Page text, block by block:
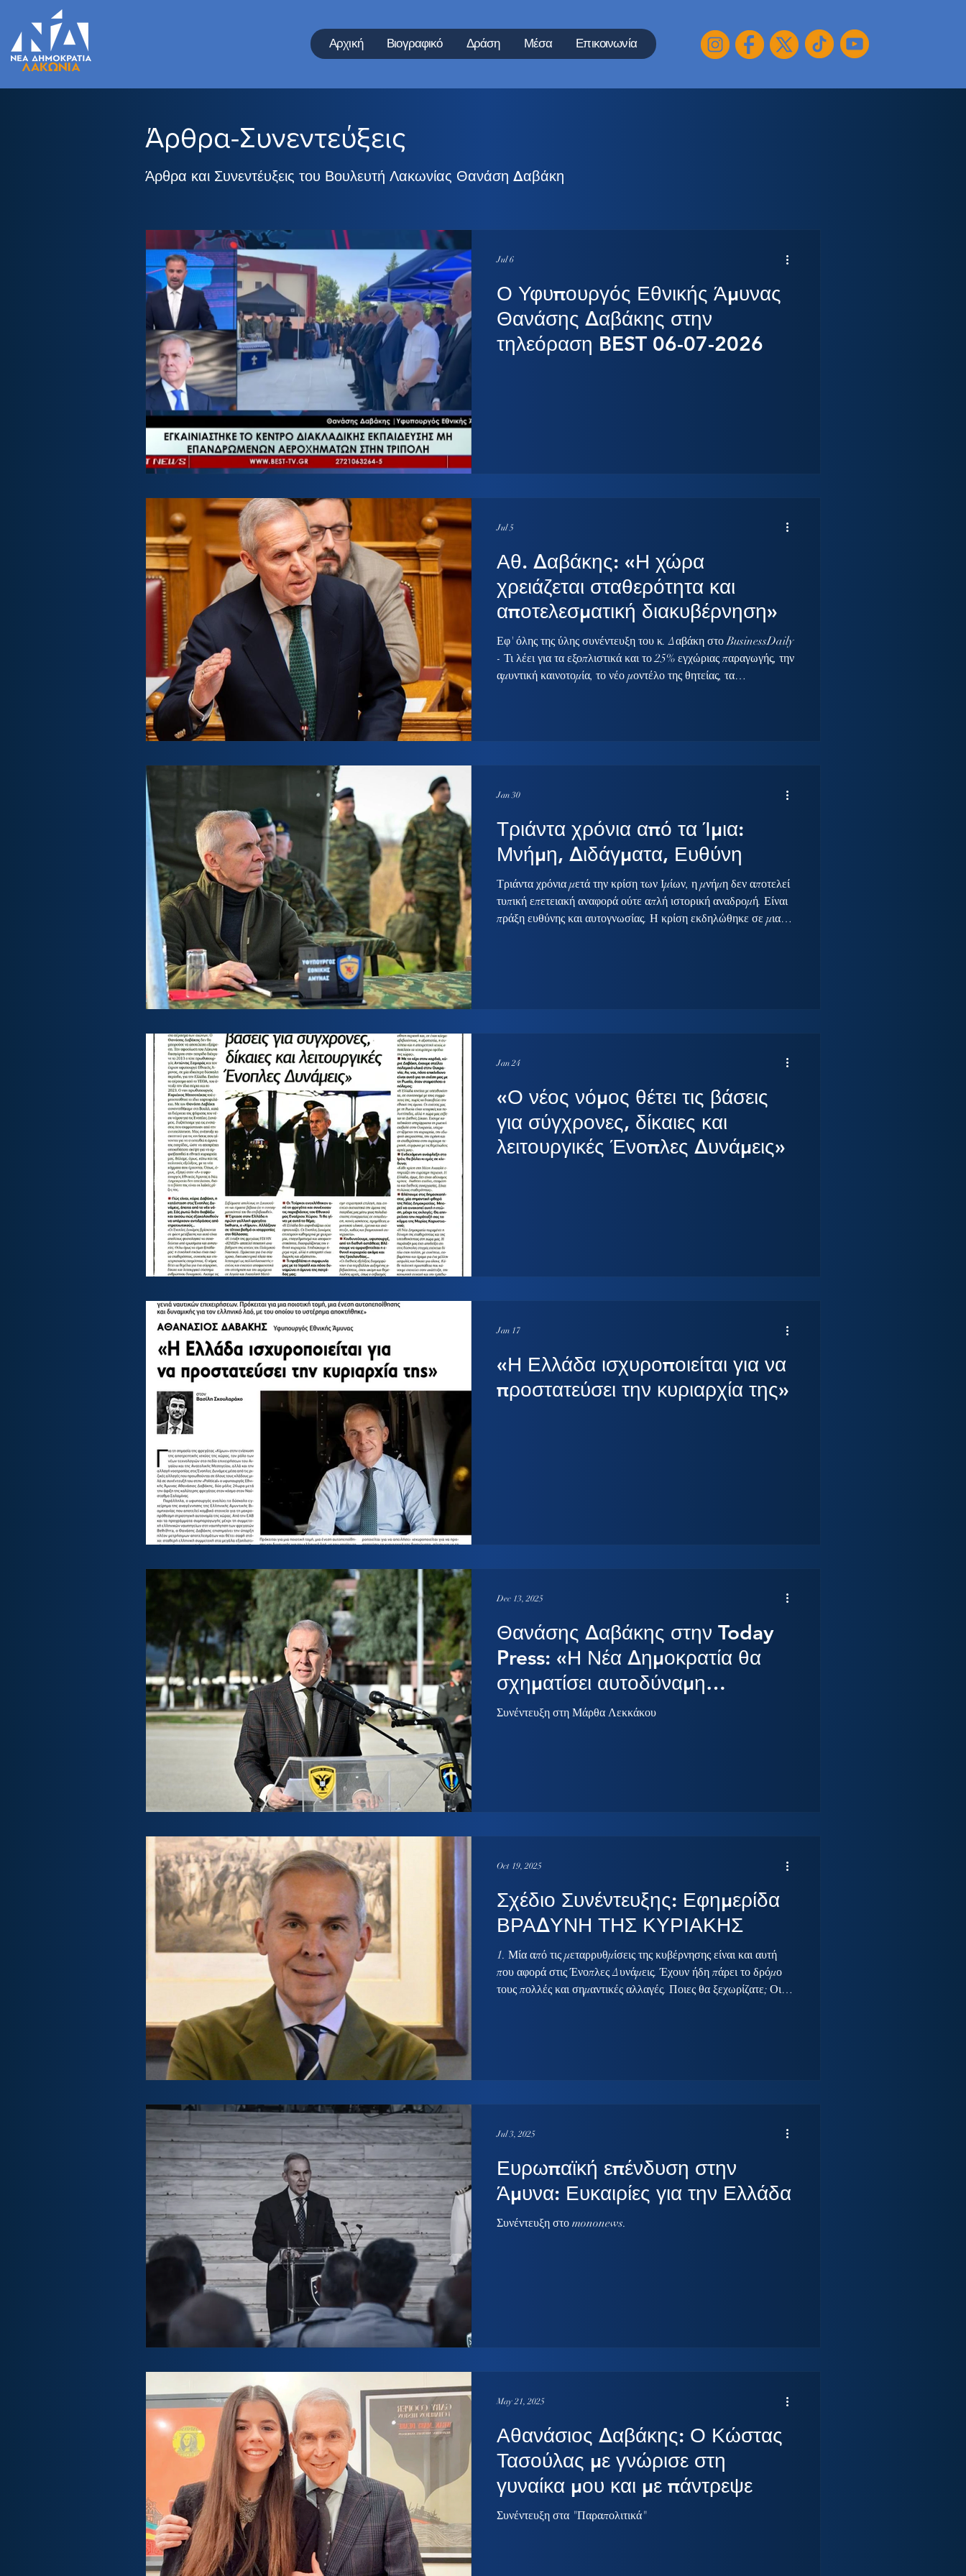
Αρχική Βιογραφικό Δράση Μέσα Επικοινωνία
Άρθρα-Συνεντεύξεις
Άρθρα και Συνεντέυξεις του Βουλευτή Λακωνίας Θανάση Δαβάκη
Ο Υφυπουργός Εθνικής Άμυνας
Θανάσης Δαβάκης στην
τηλεόραση BEST 06-07-2026
Jul 6
Αθ. Δαβάκης: «Η χώρα
χρειάζεται σταθερότητα και
αποτελεσματική διακυβέρνηση»
Εφ' όλης της ύλης συνέντευξη του κ. Δαβάκη στο BusinessDaily
- Τι λέει για τα εξοπλιστικά και το 25% εγχώριας παραγωγής, την
αμυντική καινοτομία, το νέο μοντέλο της θητείας, τα
Jul 5
Τριάντα χρόνια από τα Ίμια:
Μνήμη, Διδάγματα, Ευθύνη
Τριάντα χρόνια μετά την κρίση των Ιμίων, η μνήμη δεν αποτελεί
τυπική επετειακή αναφορά ούτε απλή ιστορική αναδρομή. Είναι
πράξη ευθύνης και αυτογνωσίας. Η κρίση εκδηλώθηκε σε μια
Jan 30
«Ο νέος νόμος θέτει τις βάσεις
για σύγχρονες, δίκαιες και
λειτουργικές Ένοπλες Δυνάμεις»
Jan 24
«Η Ελλάδα ισχυροποιείται για να
προστατεύσει την κυριαρχία της»
Jan 17
Θανάσης Δαβάκης στην Today
Press: «Η Νέα Δημοκρατία θα
σχηματίσει αυτοδύναμη
κυβέρνηση και μετά τις επόμενες
Συνέντευξη στη Μάρθα Λεκκάκου
Dec 13, 2025
Σχέδιο Συνέντευξης: Εφημερίδα
ΒΡΑΔΥΝΗ ΤΗΣ ΚΥΡΙΑΚΗΣ
1. Μία από τις μεταρρυθμίσεις της κυβέρνησης είναι και αυτή
που αφορά στις Ένοπλες Δυνάμεις. Έχουν ήδη πάρει το δρόμο
τους πολλές και σημαντικές αλλαγές. Ποιες θα ξεχωρίζατε; Οι
Oct 19, 2025
Ευρωπαϊκή επένδυση στην
Άμυνα: Ευκαιρίες για την Ελλάδα
Συνέντευξη στο mononews.
Jul 3, 2025
Αθανάσιος Δαβάκης: Ο Κώστας
Τασούλας με γνώρισε στη
γυναίκα μου και με πάντρεψε
Συνέντευξη στα "Παραπολιτικά"
May 21, 2025